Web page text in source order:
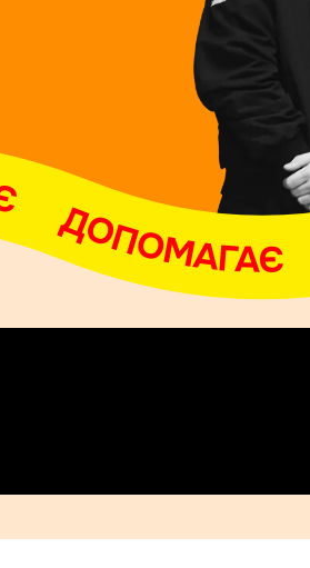
НАДИХАЄ     ДОПОМАГАЄ